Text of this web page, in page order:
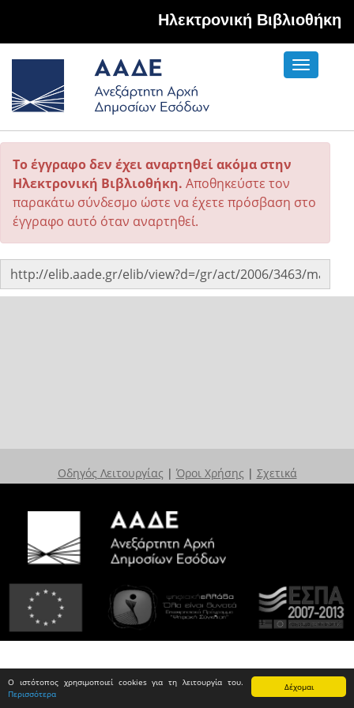
Δέχομαι
Ο ιστότοπος χρησιμοποιεί cookies για τη λειτουργία του.
Περισσότερα
Hλεκτρονική Βιβλιοθήκη
Toggle
Το έγγραφο δεν έχει αναρτηθεί ακόμα στην
Ηλεκτρονική Βιβλιοθήκη. Αποθηκεύστε τον
παρακάτω σύνδεσμο ώστε να έχετε πρόσβαση στο
έγγραφο αυτό όταν αναρτηθεί.
Οδηγός Λειτουργίας | Όροι Χρήσης | Σχετικά